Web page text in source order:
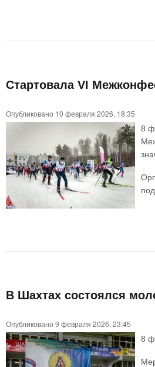
Стартовала VI
Опубликовано 10 февраля 2026, 18:35
8
В Шахтах состоялся
Опубликовано 9 февраля 2026, 23:45
8